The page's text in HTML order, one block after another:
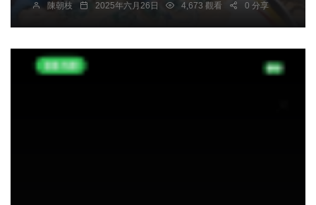
陳朝枝 2025年六月26日 4,673 觀看 0 分享